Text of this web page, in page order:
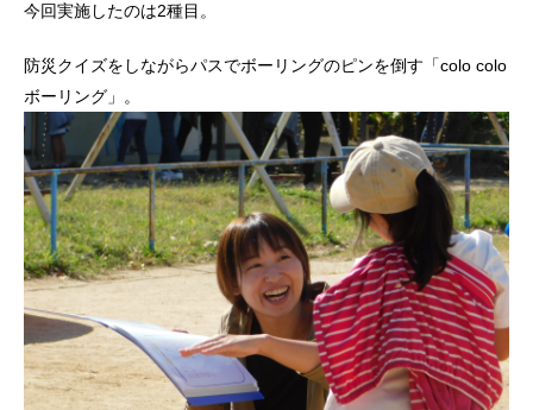
今回実施したのは2種目。
防災クイズをしながらパスでボーリングのピンを倒す「colo colo
ボーリング」。